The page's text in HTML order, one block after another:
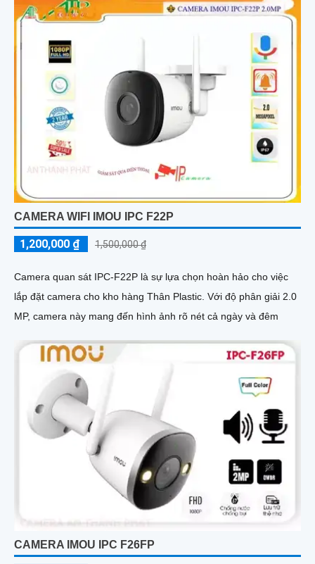
CAMERA WIFI IMOU IPC F22P
1,200,000 ₫ 1,500,000 ₫
Camera quan sát IPC-F22P là sự lựa chọn hoàn hảo cho việc
lắp đặt camera cho kho hàng Thân Plastic. Với độ phân giải 2.0
MP, camera này mang đến hình ảnh rõ nét cả ngày và đêm
CAMERA IMOU IPC F26FP